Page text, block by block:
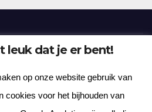
Plantation
gedichten, lange gedachten
leuk dat je er bent!
op onze website gebruik van
cookies voor het bijhouden van